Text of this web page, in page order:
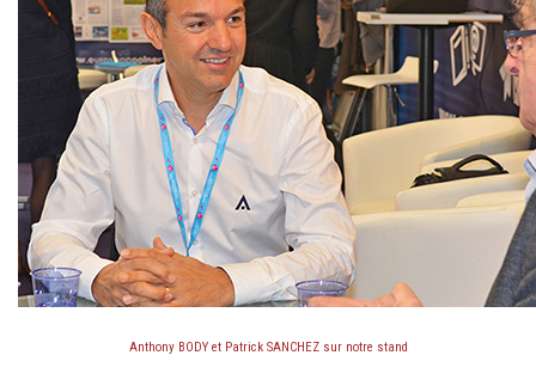
Anthony BODY et Patrick SANCHEZ sur notre stand